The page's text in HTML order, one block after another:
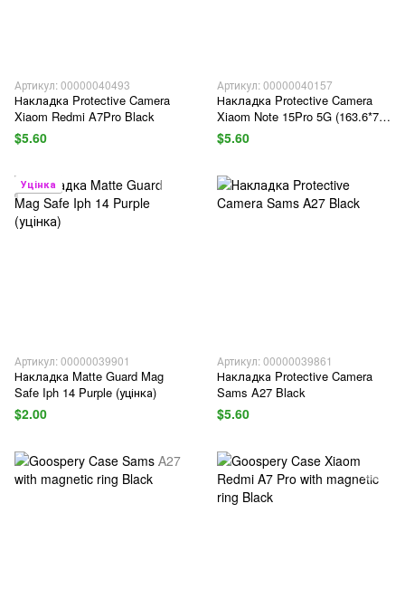
Артикул: 00000040493
Накладка Protective Camera
Xiaom Redmi A7Pro Black
$5.60
Артикул: 00000040157
Накладка Protective Camera
Xiaom Note 15Pro 5G (163.6*78)
Black
$5.60
Уцінка
Артикул: 00000039901
Накладка Matte Guard Mag
Safe Iph 14 Purple (уцінка)
$2.00
Артикул: 00000039861
Накладка Protective Camera
Sams A27 Black
$5.60